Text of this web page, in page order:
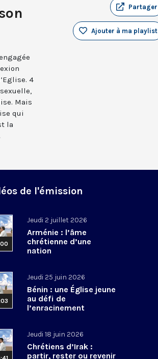
Partager
Ajouter à ma playlist
4
Mais
qui
la
de l'émission
Jeudi 2 juillet 2026
Arménie : l’âme
chrétienne d’une
nation
Jeudi 25 juin 2026
Bénin : une Église jeune
au défi de
l’enracinement
Jeudi 18 juin 2026
Chrétiens d’Irak :
partir, rester ou revenir